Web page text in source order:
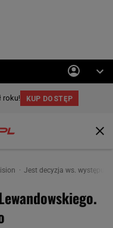
Jest decyzja ws. występu